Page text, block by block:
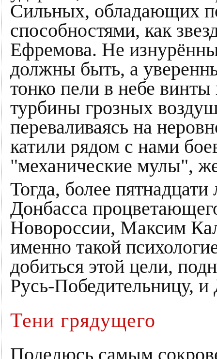
Сильных, обладающих
способностями, как
Ефремова. Не
должны быть, а
тонко пели в небе
турбины грозных
переваливаясь на
катили рядом с нами
"механические мулы",
Тогда, более
Донбасса
Новороссии, Максим
именно такой
добиться этой цели,
Русь-Победительницу,
Тени грядущего
Поделюсь самым